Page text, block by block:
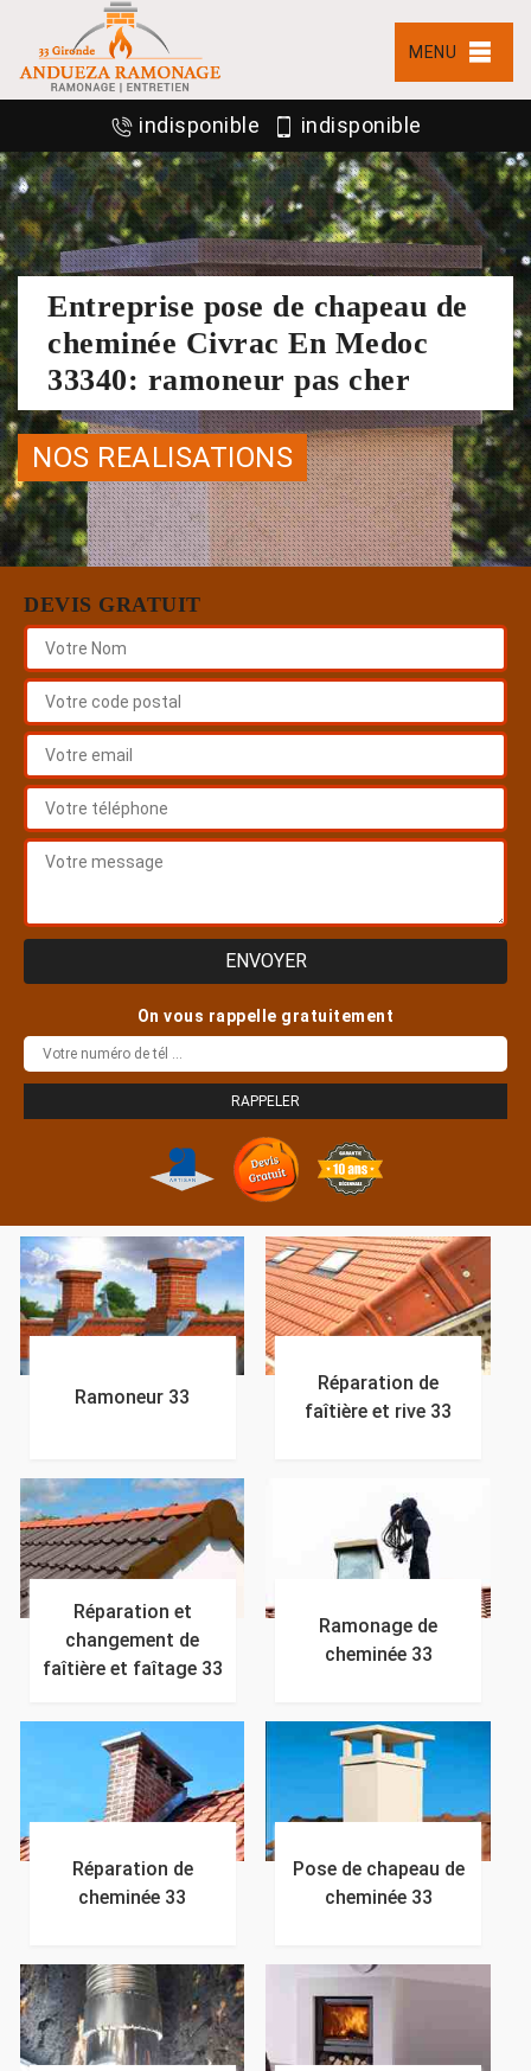
MENU
indisponible indisponible
Entreprise pose de chapeau de
cheminée Civrac En Medoc
33340: ramoneur pas cher
NOS REALISATIONS
DEVIS GRATUIT
On vous rappelle gratuitement
Ramoneur 33
Réparation de
faîtière et rive 33
Réparation et
changement de
faîtière et faîtage 33
Ramonage de
cheminée 33
Réparation de
cheminée 33
Pose de chapeau de
cheminée 33